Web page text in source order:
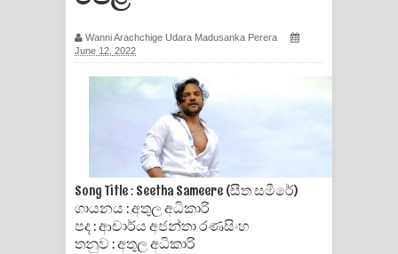
Ma Igili Giya Lyrics - මා ඉගිලී ගියා
ගීතයේ පද පෙළ
Ras Balan Song Lyrics - රැස් බලන්
ගීතයේ පද පෙළ
Hoda sihiyen Song Lyrics - හොද
සිහියෙන් ගීතයේ පද පෙළ
Wanni Arachchige Udara Madusanka Perera
June 12, 2022
Song Title : Seetha Sameere (සීත සමීරේ)
ගායනය : අතුල අධිකාරි
පද : ආචාර්ය අජන්තා රණසිංහ
තනුව : අතුල අධිකාරි